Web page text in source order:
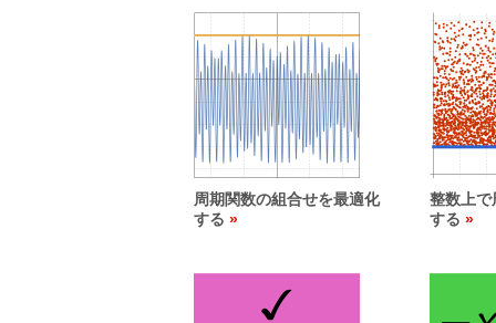
周期関数の組合せを最適化
する
整数上で
する